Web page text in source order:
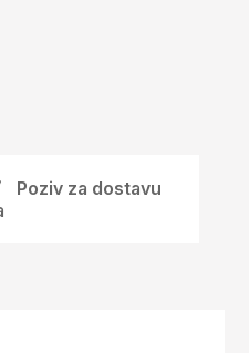
Poziv za dostavu